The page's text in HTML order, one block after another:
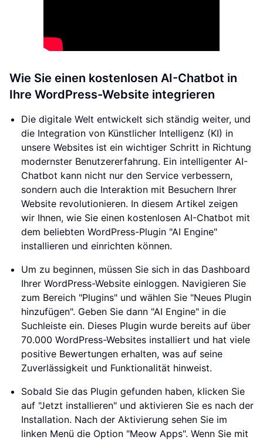
Wie Sie einen kostenlosen AI-Chatbot in
Ihre WordPress-Website integrieren
Die digitale Welt entwickelt sich ständig weiter, und
die Integration von Künstlicher Intelligenz (KI) in
unsere Websites ist ein wichtiger Schritt in Richtung
modernster Benutzererfahrung. Ein intelligenter AI-
Chatbot kann nicht nur den Service verbessern,
sondern auch die Interaktion mit Besuchern Ihrer
Website revolutionieren. In diesem Artikel zeigen
wir Ihnen, wie Sie einen kostenlosen AI-Chatbot mit
dem beliebten WordPress-Plugin "AI Engine"
installieren und einrichten können.
Um zu beginnen, müssen Sie sich in das Dashboard
Ihrer WordPress-Website einloggen. Navigieren Sie
zum Bereich "Plugins" und wählen Sie "Neues Plugin
hinzufügen". Geben Sie dann "AI Engine" in die
Suchleiste ein. Dieses Plugin wurde bereits auf über
70.000 WordPress-Websites installiert und hat viele
positive Bewertungen erhalten, was auf seine
Zuverlässigkeit und Funktionalität hinweist.
Sobald Sie das Plugin gefunden haben, klicken Sie
auf "Jetzt installieren" und aktivieren Sie es nach der
Installation. Nach der Aktivierung sehen Sie im
linken Menü die Option "Meow Apps". Wenn Sie mit